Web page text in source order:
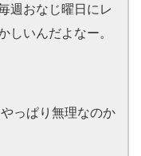
週おなじ曜日にレ
しいんだよなー。
っぱり無理なのか